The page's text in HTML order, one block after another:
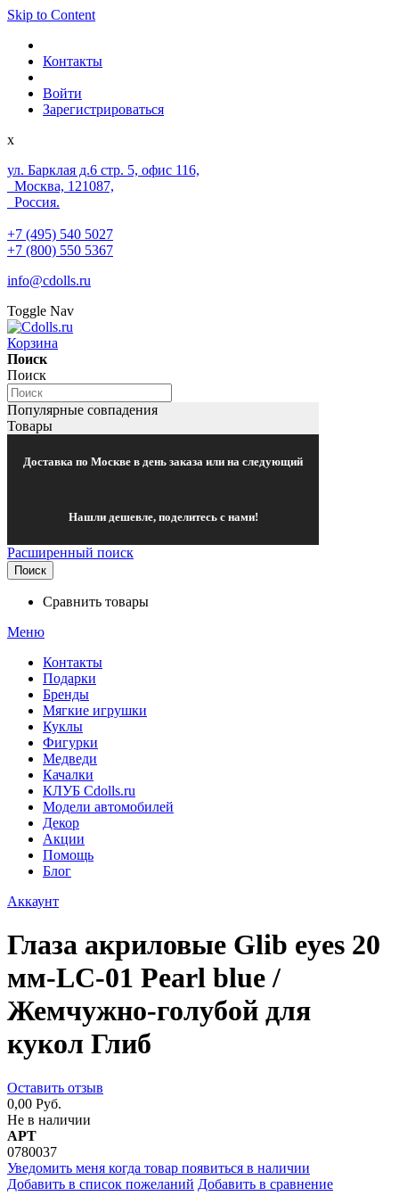
Skip to Content
Контакты
Войти
Зарегистрироваться
x
ул. Барклая д.6 стр. 5, офис 116,
Москва, 121087,
Россия.
+7 (495) 540 5027
+7 (800) 550 5367
info@cdolls.ru
Toggle Nav
Корзина
Поиск
Поиск
Популярные совпадения
Товары
Доставка по Москве в день заказа или на следующий
Нашли дешевле, поделитесь с нами!
Расширенный поиск
Поиск
Сравнить товары
Меню
Контакты
Подарки
Бренды
Мягкие игрушки
Куклы
Фигурки
Медведи
Качалки
КЛУБ Cdolls.ru
Модели автомобилей
Декор
Акции
Помощь
Блог
Аккаунт
Глаза акриловые Glib eyes 20
мм-LC-01 Pearl blue /
Жемчужно-голубой для
кукол Глиб
Оставить отзыв
0,00 Руб.
Не в наличии
АРТ
0780037
Уведомить меня когда товар появиться в наличии
Добавить в список пожеланий Добавить в сравнение